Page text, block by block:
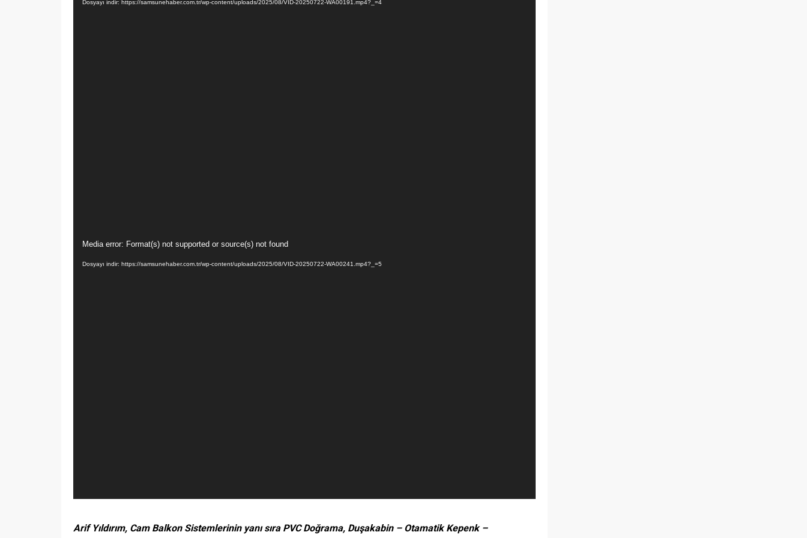
Dosyayı indir: https://samsunehaber.com.tr/wp-content/uploads/2025/08/VID-20250722-WA00191.mp4?_=4
Video
oynatıcı
Media error: Format(s) not supported or source(s) not found
Dosyayı indir: https://samsunehaber.com.tr/wp-content/uploads/2025/08/VID-20250722-WA00241.mp4?_=5
Arif Yıldırım, Cam Balkon Sistemlerinin yanı sıra PVC Doğrama, Duşakabin – Otamatik Kepenk –